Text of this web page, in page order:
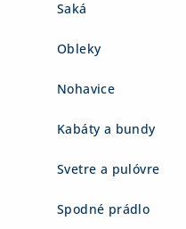
Saká
Obleky
Nohavice
Kabáty a bundy
Svetre a pulóvre
Spodné prádlo